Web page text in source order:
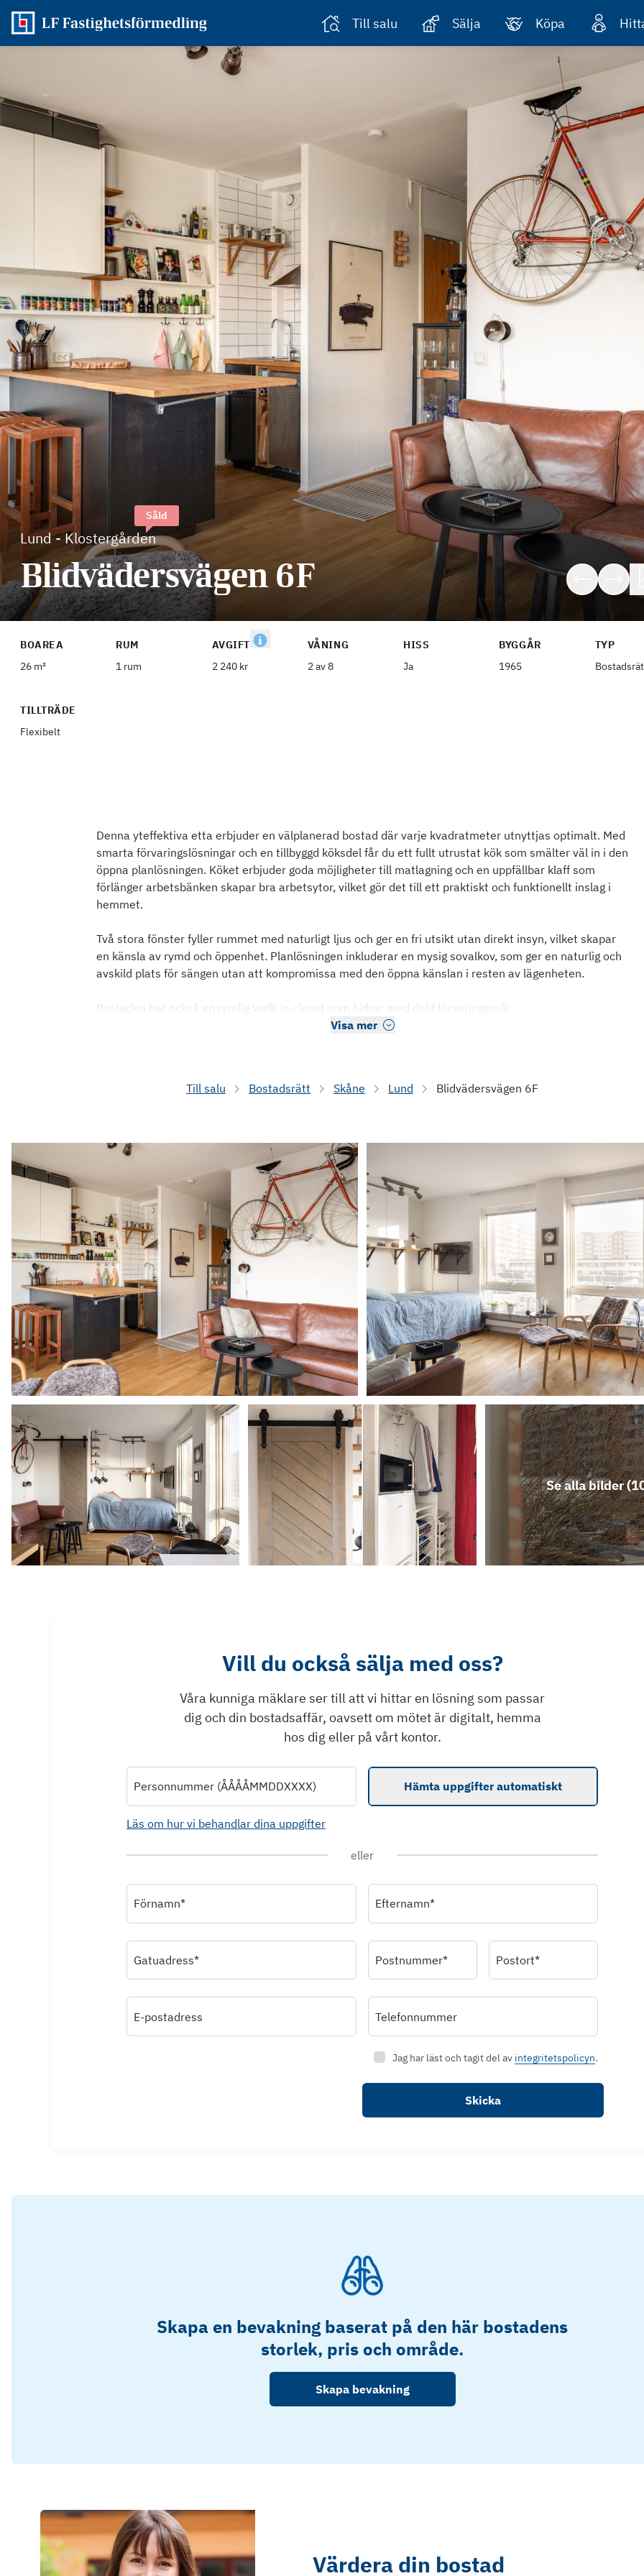
Till salu Sälja Köpa
Lund-Klostergården
Såld
Blidvädersvägen 6F
BOAREA
26 m²
RUM
1 rum
AVGIFT
2 240 kr
VÅNING
2 av 8
HISS
Ja
BYGGÅR
1965
TYP
TILLTRÄDE
Flexibelt
Denna yteffektiva etta erbjuder en välplanerad bostad där varje kvadratmeter utnyttjas optimalt. Med
smarta förvaringslösningar och en tillbyggd köksdel får du ett fullt utrustat kök som smälter väl in i den
öppna planlösningen. Köket erbjuder goda möjligheter till matlagning och en uppfällbar klaff som
förlänger arbetsbänken skapar bra arbetsytor, vilket gör det till ett praktiskt och funktionellt inslag i
hemmet.
Två stora fönster fyller rummet med naturligt ljus och ger en fri utsikt utan direkt insyn, vilket skapar
en känsla av rymd och öppenhet. Planlösningen inkluderar en mysig sovalkov, som ger en naturlig och
avskild plats för sängen utan att kompromissa med den öppna känslan i resten av lägenheten.
Bostaden har också en rymlig walk-in-closet som bidrar med dold förvaringsmöj
Visa mer
Till salu Bostadsrätt Skåne Lund Blidvädersvägen 6F
Se alla bilder (
Vill du också sälja med oss?
Våra kunniga mäklare ser till att vi hittar en lösning som passar
dig och din bostadsaffär, oavsett om mötet är digitalt, hemma
hos dig eller på vårt kontor.
Personnummer (ÅÅÅÅMMDDXXXX) Hämta uppgifter automatiskt
Läs om hur vi behandlar dina uppgifter
eller
Förnamn* Efternamn*
Gatuadress* Postnummer* Postort*
E-postadress Telefonnummer
Jag har läst och tagit del av integritetspolicyn.
Skicka
Skapa en bevakning baserat på den här bostadens
storlek, pris och område.
Skapa bevakning
Värdera din bostad